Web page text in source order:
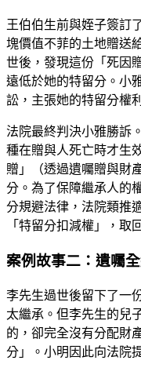
王伯伯生前與姪子簽訂
塊價值不菲的土地贈送
世後，發現這份「死因
遠低於她的特留分。小
訟，主張她的特留分權
法院最終判決小雅勝訴
種在贈與人死亡時才生
贈」（透過遺囑贈與財
分。為了保障繼承人的
分規避法律，法院類推
「特留分扣減權」，取
案例故事二：遺囑
李先生過世後留下了一
太繼承。但李先生的兒
的，卻完全沒有分配財
分」。小明因此向法院